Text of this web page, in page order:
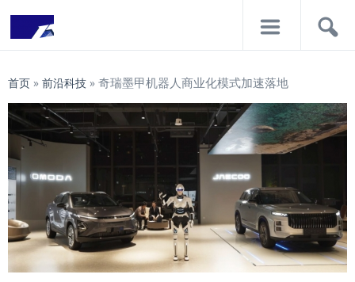
首页 » 前沿科技 » 奇瑞墨甲机器人商业化模式加速落地